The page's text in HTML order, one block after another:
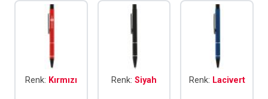
Renk: Kırmızı Renk: Siyah Renk: Lacivert